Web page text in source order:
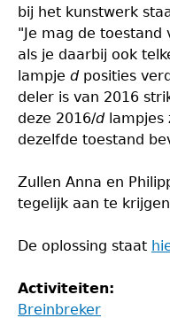
bij het kunstwerk
"Je mag de
als je daarbij ook
lampje dposities
deler is van 2016
deze 2016/dlampjes
dezelfde toestand
Zullen Anna en
tegelijk aan te
De oplossing staat
Activiteiten:
Breinbreker